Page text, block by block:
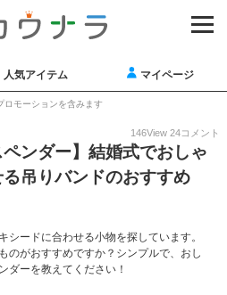
人気アイテム マイページ
ロモーションを含みます
146View 24コメント
ペンダー】結婚式でおしゃ
吊りバンドのおすすめ
シードに合わせる小物を探しています。
のがおすすめですか？シンプルで、おし
ダーを教えてください！